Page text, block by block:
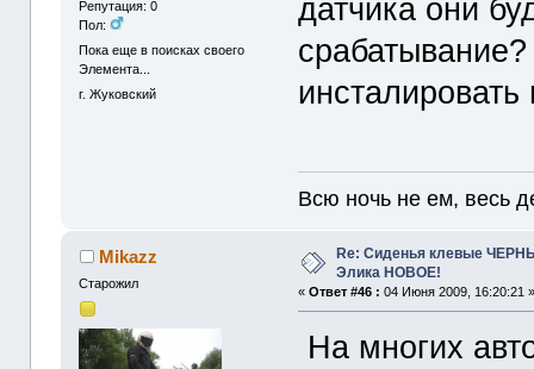
Репутация: 0
Пол:
Пока еще в поисках своего
Элемента...
г. Жуковский
датчика они
Всю ночь не ем, весь
Mikazz
Старожил
Re: Сиденья клевые
Элика НОВОЕ!
«Ответ #46 : 04 Июня 2009, 16:20:21
На многих